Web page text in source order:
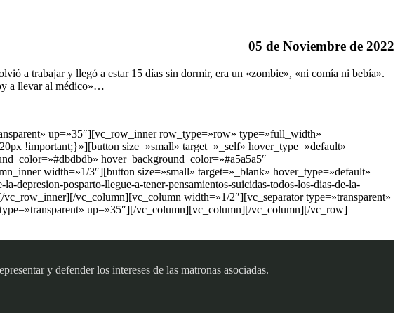
05 de Noviembre de 2022
a trabajar y llegó a estar 15 días sin dormir, era un «zombie», «ni comía ni bebía».
a llevar al médico»…
up=»35″][vc_row_inner row_type=»row» type=»full_width»
!important;}»][button size=»small» target=»_self» hover_type=»default»
hover_background_color=»#a5a5a5″
width=»1/3″][button size=»small» target=»_blank» hover_type=»default»
posparto-llegue-a-tener-pensamientos-suicidas-todos-los-dias-de-la-
vc_column][vc_column width=»1/2″][vc_separator type=»transparent»
up=»35″][/vc_column][vc_column][/vc_column][/vc_row]
y defender los intereses de las matronas asociadas.